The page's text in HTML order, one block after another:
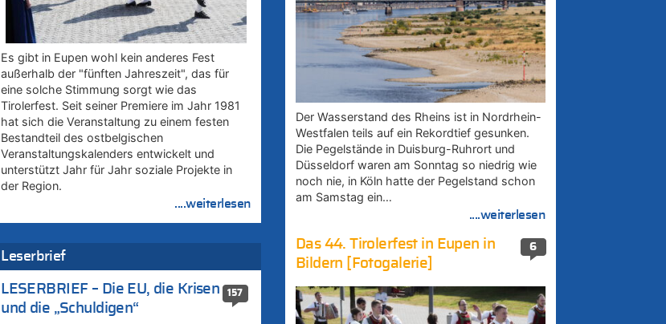
Es gibt in Eupen wohl kein anderes Fest
außerhalb der "fünften Jahreszeit", das für
eine solche Stimmung sorgt wie das
Tirolerfest. Seit seiner Premiere im Jahr 1981
hat sich die Veranstaltung zu einem festen
Bestandteil des ostbelgischen
Veranstaltungskalenders entwickelt und
unterstützt Jahr für Jahr soziale Projekte in
der Region.
....weiterlesen
Leserbrief
157
LESERBRIEF – Die EU, die Krisen
und die „Schuldigen“
Der Wasserstand des Rheins ist in Nordrhein-
Westfalen teils auf ein Rekordtief gesunken.
Die Pegelstände in Duisburg-Ruhrort und
Düsseldorf waren am Sonntag so niedrig wie
noch nie, in Köln hatte der Pegelstand schon
am Samstag ein…
....weiterlesen
6
Das 44. Tirolerfest in Eupen in
Bildern [Fotogalerie]